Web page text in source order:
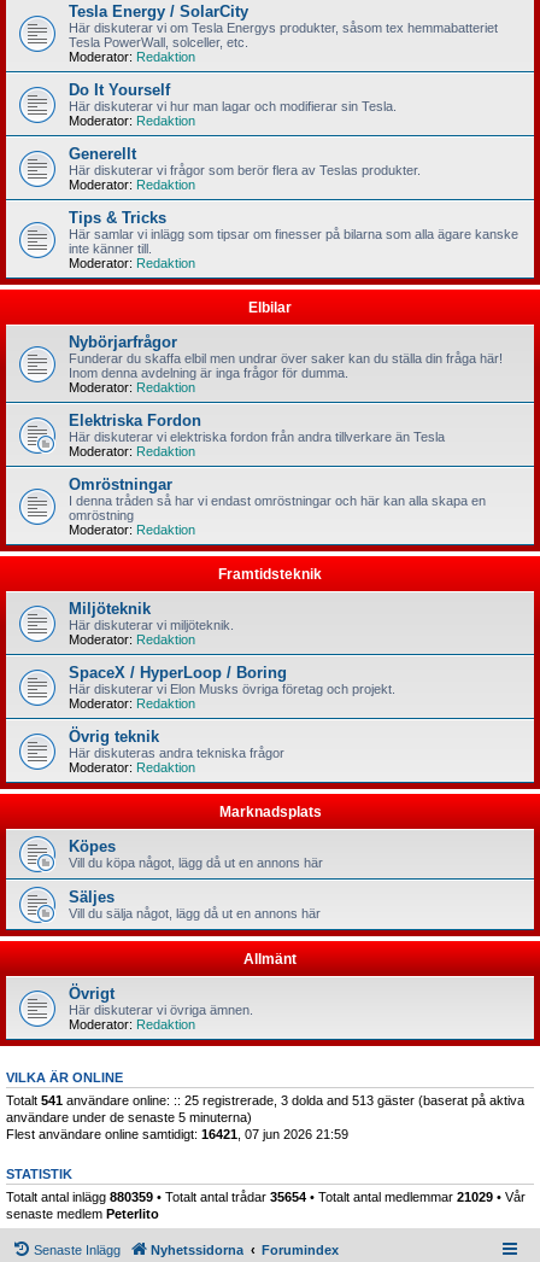
Tesla Energy / SolarCity
Här diskuterar vi om Tesla Energys produkter, såsom tex hemmabatteriet
Tesla PowerWall, solceller, etc.
Moderator: Redaktion
Do It Yourself
Här diskuterar vi hur man lagar och modifierar sin Tesla.
Moderator: Redaktion
Generellt
Här diskuterar vi frågor som berör flera av Teslas produkter.
Moderator: Redaktion
Tips & Tricks
Här samlar vi inlägg som tipsar om finesser på bilarna som alla ägare kanske
inte känner till.
Moderator: Redaktion
Elbilar
Nybörjarfrågor
Funderar du skaffa elbil men undrar över saker kan du ställa din fråga här!
Inom denna avdelning är inga frågor för dumma.
Moderator: Redaktion
Elektriska Fordon
Här diskuterar vi elektriska fordon från andra tillverkare än Tesla
Moderator: Redaktion
Omröstningar
I denna tråden så har vi endast omröstningar och här kan alla skapa en
omröstning
Moderator: Redaktion
Framtidsteknik
Miljöteknik
Här diskuterar vi miljöteknik.
Moderator: Redaktion
SpaceX / HyperLoop / Boring
Här diskuterar vi Elon Musks övriga företag och projekt.
Moderator: Redaktion
Övrig teknik
Här diskuteras andra tekniska frågor
Moderator: Redaktion
Marknadsplats
Köpes
Vill du köpa något, lägg då ut en annons här
Säljes
Vill du sälja något, lägg då ut en annons här
Allmänt
Övrigt
Här diskuterar vi övriga ämnen.
Moderator: Redaktion
VILKA ÄR ONLINE
Totalt 541 användare online: :: 25 registrerade, 3 dolda and 513 gäster (baserat på aktiva
användare under de senaste 5 minuterna)
Flest användare online samtidigt: 16421 , 07 jun 2026 21:59
STATISTIK
Totalt antal inlägg 880359 • Totalt antal trådar 35654 • Totalt antal medlemmar 21029 • Vår
senaste medlem Peterlito
Senaste Inlägg Nyhetssidorna Forumindex